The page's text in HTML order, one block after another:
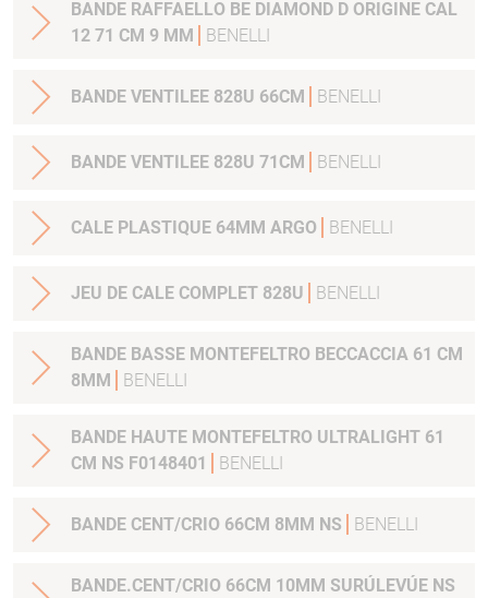
BANDE RAFFAELLO BE DIAMOND D ORIGINE CAL
12 71 CM 9 MM
BENELLI
BANDE VENTILEE 828U 66CM BENELLI
BANDE VENTILEE 828U 71CM BENELLI
CALE PLASTIQUE 64MM ARGO BENELLI
JEU DE CALE COMPLET 828U BENELLI
BANDE BASSE MONTEFELTRO BECCACCIA 61 CM
8MM
BENELLI
BANDE HAUTE MONTEFELTRO ULTRALIGHT 61
CM NS F0148401
BENELLI
BANDE CENT/CRIO 66CM 8MM NS BENELLI
BANDE.CENT/CRIO 66CM 10MM SURÚLEVÚE NS